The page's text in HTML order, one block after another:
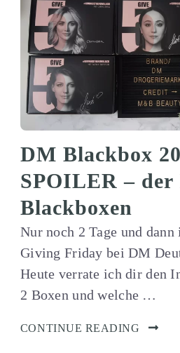
DM Blackbox
SPOILER –
Blackboxen
Nur noch 2 Tage und
Giving Friday bei DM
Heute verrate ich dir den
2 Boxen und welche …
CONTINUE READING